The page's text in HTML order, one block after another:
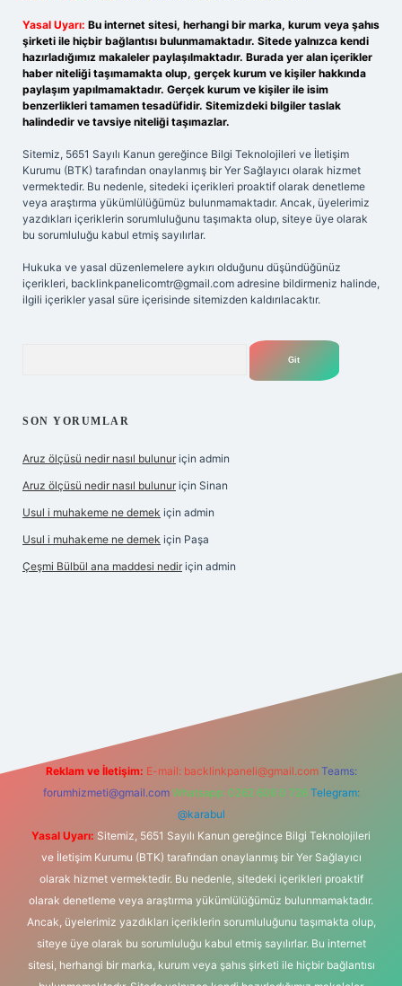
Yasal Uyarı: Bu internet sitesi, herhangi bir marka, kurum veya şahıs
şirketi ile hiçbir bağlantısı bulunmamaktadır. Sitede yalnızca kendi
hazırladığımız makaleler paylaşılmaktadır. Burada yer alan içerikler
haber niteliği taşımamakta olup, gerçek kurum ve kişiler hakkında
paylaşım yapılmamaktadır. Gerçek kurum ve kişiler ile isim
benzerlikleri tamamen tesadüfidir. Sitemizdeki bilgiler taslak
halindedir ve tavsiye niteliği taşımazlar.
Sitemiz, 5651 Sayılı Kanun gereğince Bilgi Teknolojileri ve İletişim
Kurumu (BTK) tarafından onaylanmış bir Yer Sağlayıcı olarak hizmet
vermektedir. Bu nedenle, sitedeki içerikleri proaktif olarak denetleme
veya araştırma yükümlülüğümüz bulunmamaktadır. Ancak, üyelerimiz
yazdıkları içeriklerin sorumluluğunu taşımakta olup, siteye üye olarak
bu sorumluluğu kabul etmiş sayılırlar.
Hukuka ve yasal düzenlemelere aykırı olduğunu düşündüğünüz
içerikleri, backlinkpanelicomtr@gmail.com adresine bildirmeniz halinde,
ilgili içerikler yasal süre içerisinde sitemizden kaldırılacaktır.
SON YORUMLAR
Aruz ölçüsü nedir nasıl bulunur için admin
Aruz ölçüsü nedir nasıl bulunur için Sinan
Usul i muhakeme ne demek için admin
Usul i muhakeme ne demek için Paşa
Çeşmi Bülbül ana maddesi nedir için admin
Reklam ve İletişim: E-mail: backlinkpaneli@gmail.com Teams:
forumhizmeti@gmail.com Whatsapp: 0262 606 0 726 Telegram:
@karabul
Yasal Uyarı: Sitemiz, 5651 Sayılı Kanun gereğince Bilgi Teknolojileri
ve İletişim Kurumu (BTK) tarafından onaylanmış bir Yer Sağlayıcı
olarak hizmet vermektedir. Bu nedenle, sitedeki içerikleri proaktif
olarak denetleme veya araştırma yükümlülüğümüz bulunmamaktadır.
Ancak, üyelerimiz yazdıkları içeriklerin sorumluluğunu taşımakta olup,
siteye üye olarak bu sorumluluğu kabul etmiş sayılırlar. Bu internet
sitesi, herhangi bir marka, kurum veya şahıs şirketi ile hiçbir bağlantısı